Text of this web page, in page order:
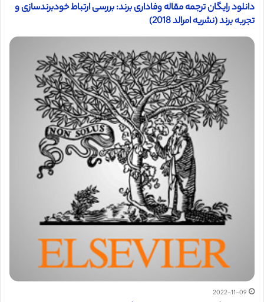
دانلود رایگان ترجمه مقاله وفاداری برند: بررسی ارتباط خودبرندسازی و
تجربه برند (نشریه امرالد 2018)
2022-11-09